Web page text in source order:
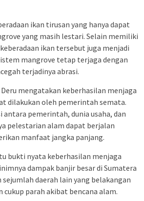
ikan tirusan yang hanya dapat
yang masih lestari. Selain memiliki
ikan tersebut juga menjadi
mangrove tetap terjaga dengan
terjadinya abrasi.
mengatakan keberhasilan menjaga
dilakukan oleh pemerintah semata.
pemerintah, dunia usaha, dan
pelestarian alam dapat berjalan
manfaat jangka panjang.
bukti nyata keberhasilan menjaga
dampak banjir besar di Sumatera
daerah lain yang belakangan
cukup parah akibat bencana alam.